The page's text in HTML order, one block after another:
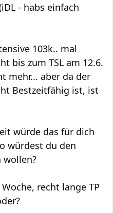
- habs einfach
103k.. mal
bis zum TSL am 12.6.
mehr... aber da der
Bestzeitfähig ist, ist
würde das für dich
würdest du den
wollen?
recht lange TP